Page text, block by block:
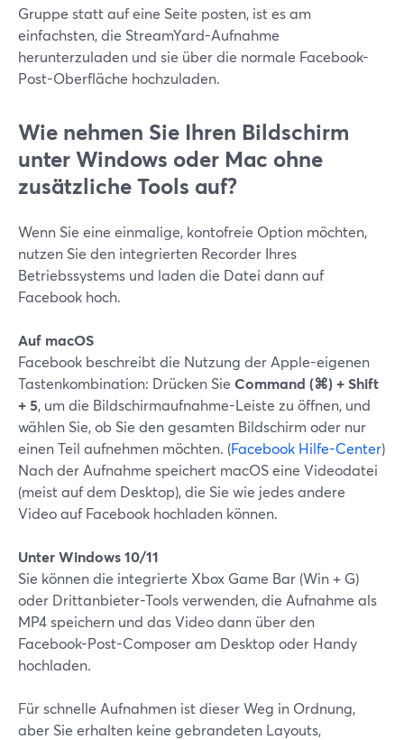
Gruppe statt auf eine Seite posten, ist es am
einfachsten, die StreamYard-Aufnahme
herunterzuladen und sie über die normale Facebook-
Post-Oberfläche hochzuladen.
Wie nehmen Sie Ihren Bildschirm
unter Windows oder Mac ohne
zusätzliche Tools auf?
Wenn Sie eine einmalige, kontofreie Option möchten,
nutzen Sie den integrierten Recorder Ihres
Betriebssystems und laden die Datei dann auf
Facebook hoch.
Auf macOS
Facebook beschreibt die Nutzung der Apple-eigenen
Tastenkombination: Drücken Sie Command (⌘) + Shift
+ 5, um die Bildschirmaufnahme-Leiste zu öffnen, und
wählen Sie, ob Sie den gesamten Bildschirm oder nur
einen Teil aufnehmen möchten. (Facebook Hilfe-Center)
Nach der Aufnahme speichert macOS eine Videodatei
(meist auf dem Desktop), die Sie wie jedes andere
Video auf Facebook hochladen können.
Unter Windows 10/11
Sie können die integrierte Xbox Game Bar (Win + G)
oder Drittanbieter-Tools verwenden, die Aufnahme als
MP4 speichern und das Video dann über den
Facebook-Post-Composer am Desktop oder Handy
hochladen.
Für schnelle Aufnahmen ist dieser Weg in Ordnung,
aber Sie erhalten keine gebrandeten Layouts,